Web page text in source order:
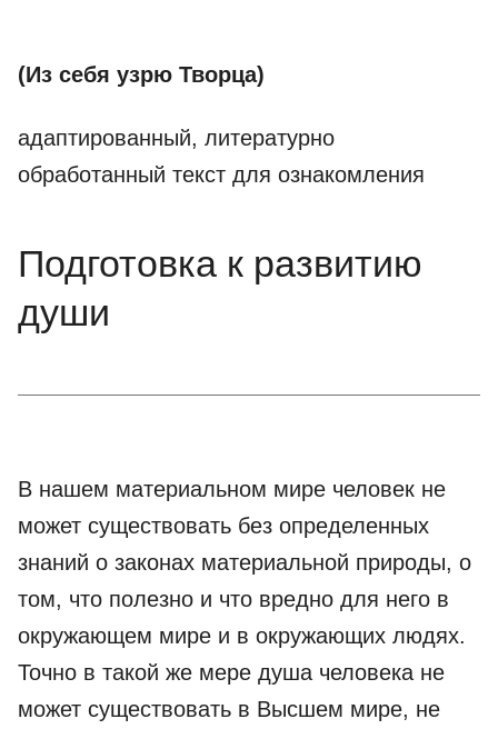
(Из себя узрю Творца)
адаптированный, литературно
обработанный текст для ознакомления
Подготовка к развитию
души
В нашем материальном мире человек не
может существовать без определенных
знаний о законах материальной природы, о
том, что полезно и что вредно для него в
окружающем мире и в окружающих людях.
Точно в такой же мере душа человека не
может существовать в Высшем мире, не